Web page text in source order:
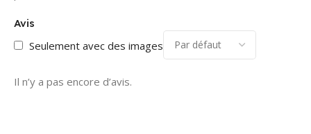
Avis
Seulement avec des images
Il n’y a pas encore d’avis.